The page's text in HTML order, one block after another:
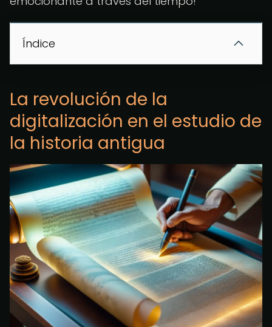
Índice
La revolución de la
digitalización en el estudio de
la historia antigua